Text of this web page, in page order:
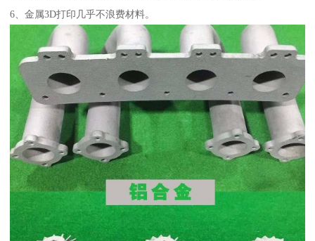
6、金属3D打印几乎不浪费材料。